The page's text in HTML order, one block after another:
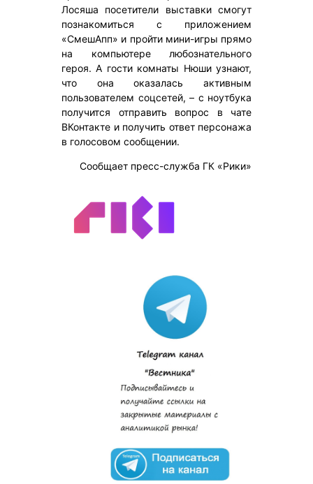
Лосяша посетители выставки смогут
познакомиться с приложением
«СмешАпп» и пройти мини-игры прямо
на компьютере любознательного
героя. А гости комнаты Нюши узнают,
что она оказалась активным
пользователем соцсетей, – с ноутбука
получится отправить вопрос в чате
ВКонтакте и получить ответ персонажа
в голосовом сообщении.
Сообщает пресс-служба ГК «Рики»